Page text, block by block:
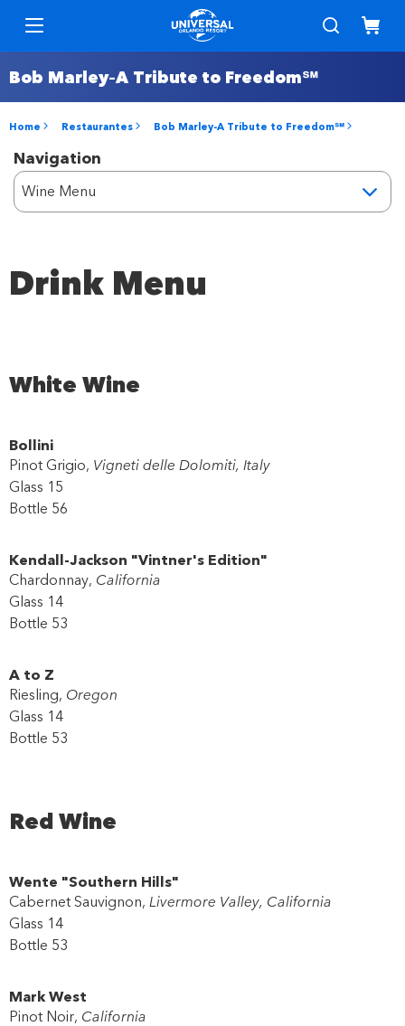
Bob Marley–A Tribute to Freedom℠
Home Restaurantes Bob Marley-A Tribute to Freedom℠
Navigation
Drink Menu
White Wine
Bollini
Pinot Grigio, Vigneti delle Dolomiti, Italy
Glass 15
Bottle 56
Kendall-Jackson "Vintner's Edition"
Chardonnay, California
Glass 14
Bottle 53
A to Z
Riesling, Oregon
Glass 14
Bottle 53
Red Wine
Wente "Southern Hills"
Cabernet Sauvignon, Livermore Valley, California
Glass 14
Bottle 53
Mark West
Pinot Noir, California